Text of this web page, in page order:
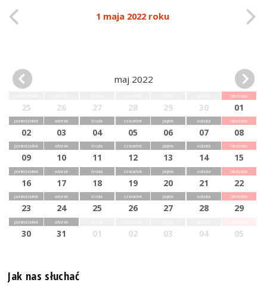
1 maja 2022 roku
maj 2022
25 26 27 28 29 30
niedziela
01
poniedziałek
02
wtorek
03
środa
04
czwartek
05
piątek
06
sobota
07
niedziela
08
poniedziałek
09
wtorek
10
środa
11
czwartek
12
piątek
13
sobota
14
niedziela
15
poniedziałek
16
wtorek
17
środa
18
czwartek
19
piątek
20
sobota
21
niedziela
22
poniedziałek
23
wtorek
24
środa
25
czwartek
26
piątek
27
sobota
28
niedziela
29
poniedziałek
30
wtorek
31 01 02 03 04 05
Jak nas słuchać